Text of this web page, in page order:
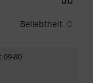
Beliebtheit
09-80